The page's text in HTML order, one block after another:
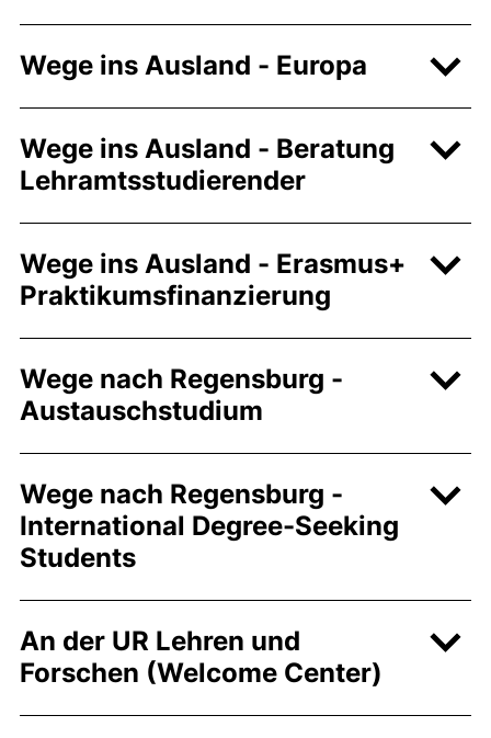
Wege ins Ausland - Europa
Wege ins Ausland - Beratung
Lehramtsstudierender
Wege ins Ausland - Erasmus+
Praktikumsfinanzierung
Wege nach Regensburg -
Austauschstudium
Wege nach Regensburg -
International Degree-Seeking
Students
An der UR Lehren und
Forschen (Welcome Center)